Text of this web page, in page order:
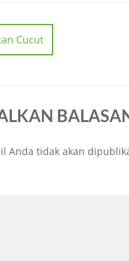
Cucut
Anda tidak akan